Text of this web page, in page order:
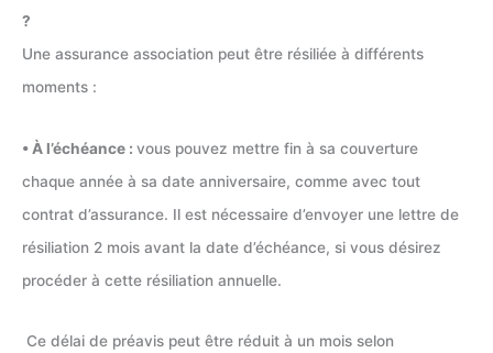
?
Une assurance association peut être résiliée à différents
moments :
• À l’échéance : vous pouvez mettre fin à sa couverture
chaque année à sa date anniversaire, comme avec tout
contrat d’assurance. Il est nécessaire d’envoyer une lettre de
résiliation 2 mois avant la date d’échéance, si vous désirez
procéder à cette résiliation annuelle.
Ce délai de préavis peut être réduit à un mois selon